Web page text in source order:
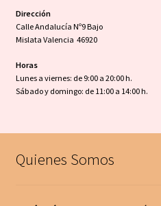
Dirección
Calle Andalucía Nº9 Bajo
Mislata Valencia 46920
Horas
Lunes a viernes: de 9:00 a 20:00 h.
Sábado y domingo: de 11:00 a 14:00 h.
Quienes Somos